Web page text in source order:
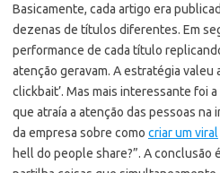
Basicamente, cada artigo era
dezenas de títulos diferentes. Em
performance de cada título
atenção geravam. A estratégia valeu
clickbait’. Mas mais interessante foi
que atraía a atenção das pessoas na
da empresa sobre como criar um viral
hell do people share?”. A conclusão